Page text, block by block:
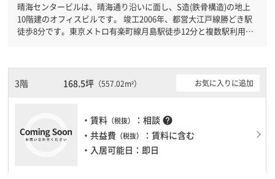
晴海センタービルは、晴海通り沿いに面し、S造(鉄骨構造)の地上
10階建のオフィスビルです。 竣工2006年、都営大江戸線勝どき駅
徒歩8分です。東京メトロ有楽町線月島駅徒歩12分と複数駅利用可
りとしています。土日・祝日も利用可能になりますので時間帯を気
にせず利用できます。駐車場もありますので、車を利用されるお客
3階 168.5坪 （557.02m²） お気に入りに追加
・賃料 （税抜） ：相談 help
・共益費 （税抜）
：賃料に含む
・入居可能日：即日